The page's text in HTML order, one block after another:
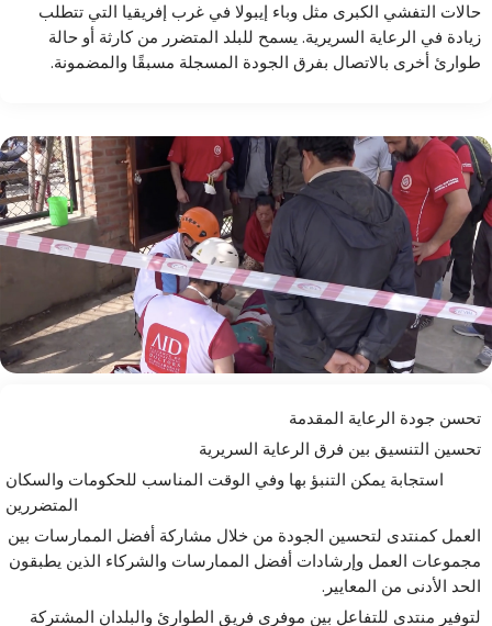
حالات التفشي الكبرى مثل وباء إيبولا في غرب إفريقيا التي تتطلب
زيادة في الرعاية السريرية. يسمح للبلد المتضرر من كارثة أو حالة
طوارئ أخرى بالاتصال بفرق الجودة المسجلة مسبقًا والمضمونة.
تحسن جودة الرعاية المقدمة
تحسين التنسيق بين فرق الرعاية السريرية
استجابة يمكن التنبؤ بها وفي الوقت المناسب للحكومات والسكان
المتضررين
العمل كمنتدى لتحسين الجودة من خلال مشاركة أفضل الممارسات بين
مجموعات العمل وإرشادات أفضل الممارسات والشركاء الذين يطبقون
الحد الأدنى من المعايير.
لتوفير منتدى للتفاعل بين موفري فريق الطوارئ والبلدان المشتركة